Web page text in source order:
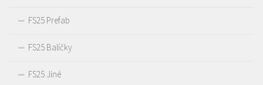
FS25 Prefab
FS25 Balíčky
FS25 Jiné